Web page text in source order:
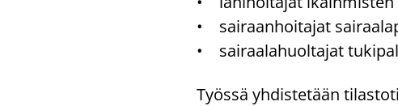
• sai­raan­hoi­ta­jat
• sai­raa­la­huol­ta­jat
Työs­sä yh­dis­te­tään